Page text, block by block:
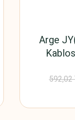
Arge
592,02